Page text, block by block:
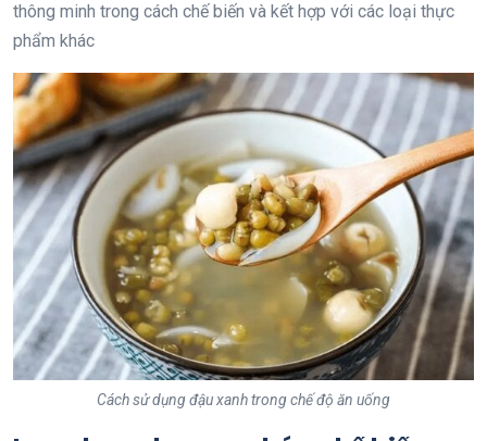
thông minh trong cách chế biến và kết hợp với các loại thực
phẩm khác
Cách sử dụng đậu xanh trong chế độ ăn uống